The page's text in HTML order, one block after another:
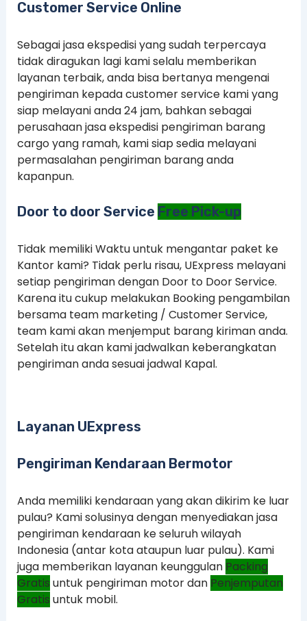
Customer Service Online
Sebagai jasa ekspedisi yang sudah terpercaya
tidak diragukan lagi kami selalu memberikan
layanan terbaik, anda bisa bertanya mengenai
pengiriman kepada customer service kami yang
siap melayani anda 24 jam, bahkan sebagai
perusahaan jasa ekspedisi pengiriman barang
cargo yang ramah, kami siap sedia melayani
permasalahan pengiriman barang anda
kapanpun.
Door to door Service Free Pick-up
Tidak memiliki Waktu untuk mengantar paket ke
Kantor kami? Tidak perlu risau, UExpress melayani
setiap pengiriman dengan Door to Door Service.
Karena itu cukup melakukan Booking pengambilan
bersama team marketing / Customer Service,
team kami akan menjemput barang kiriman anda.
Setelah itu akan kami jadwalkan keberangkatan
pengiriman anda sesuai jadwal Kapal.
Layanan UExpress
Pengiriman Kendaraan Bermotor
Anda memiliki kendaraan yang akan dikirim ke luar
pulau? Kami solusinya dengan menyediakan jasa
pengiriman kendaraan ke seluruh wilayah
Indonesia (antar kota ataupun luar pulau). Kami
juga memberikan layanan keunggulan Packing
Gratis untuk pengiriman motor dan Penjemputan
Gratis untuk mobil.